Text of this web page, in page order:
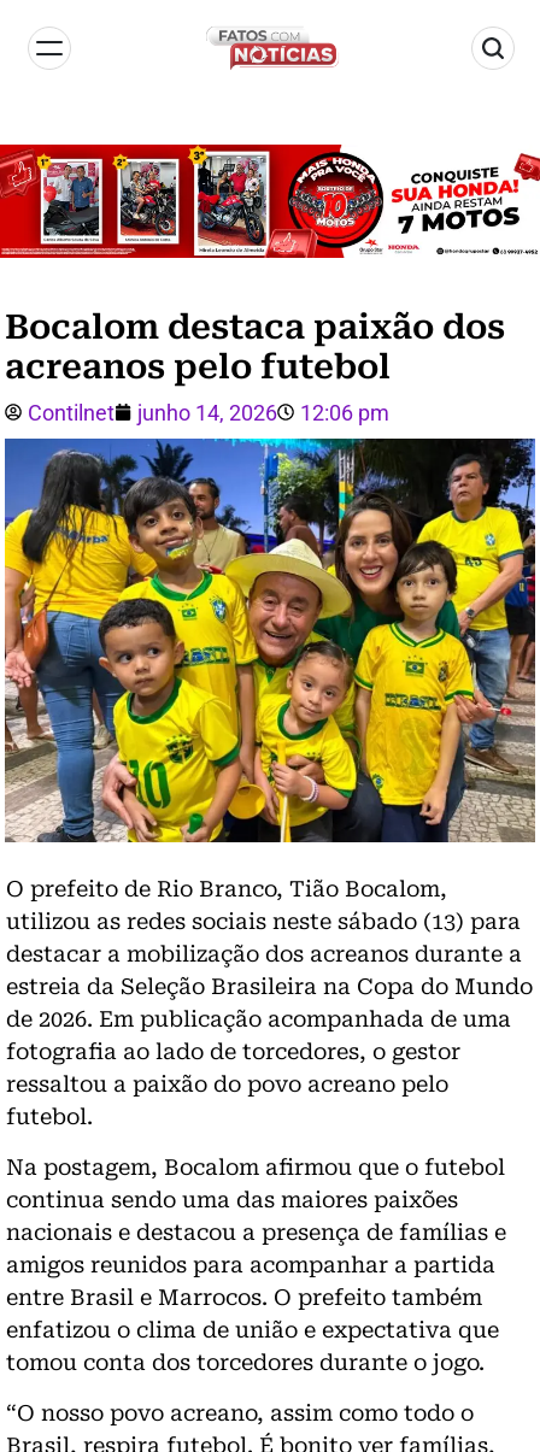
Bocalom destaca paixão dos
acreanos pelo futebol
Contilnet junho 14, 2026 12:06 pm
O prefeito de Rio Branco, Tião Bocalom,
utilizou as redes sociais neste sábado (13) para
destacar a mobilização dos acreanos durante a
estreia da Seleção Brasileira na Copa do Mundo
de 2026. Em publicação acompanhada de uma
fotografia ao lado de torcedores, o gestor
ressaltou a paixão do povo acreano pelo
futebol.
Na postagem, Bocalom afirmou que o futebol
continua sendo uma das maiores paixões
nacionais e destacou a presença de famílias e
amigos reunidos para acompanhar a partida
entre Brasil e Marrocos. O prefeito também
enfatizou o clima de união e expectativa que
tomou conta dos torcedores durante o jogo.
“O nosso povo acreano, assim como todo o
Brasil, respira futebol. É bonito ver famílias,